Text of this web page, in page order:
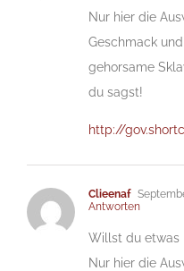
Nur hier die
Geschmack
gehorsame
du sagst!
http://
Clieenaf
Antworten
Willst du etwas
Nur hier die